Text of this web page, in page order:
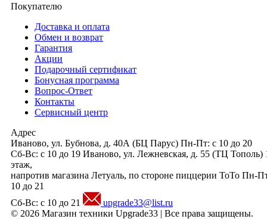
Покупателю
Доставка и оплата
Обмен и возврат
Гарантия
Акции
Подарочный сертификат
Бонусная программа
Вопрос-Ответ
Контакты
Сервисный центр
Адрес
Иваново, ул. Бубнова, д. 40А (БЦ Парус) Пн-Пт: с 10 до 20
Сб-Вс: с 10 до 19 Иваново, ул. Лежневская, д. 55 (ТЦ Тополь)
этаж,
напротив магазина Летуаль, по стороне пиццерии ТоТо Пн-
10 до 21
Сб-Вс: с 10 до 21
upgrade33@list.ru
© 2026 Магазин техники Upgrade33 | Все права защищены.